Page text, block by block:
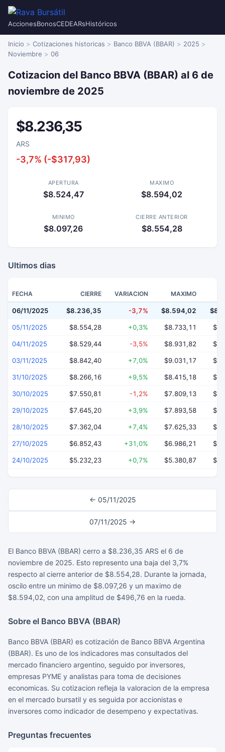
AccionesBonosCEDEARsHistóricos
Inicio Cotizaciones historicas Banco BBVA (BBAR)
2025
Noviembre
06
Cotizacion del Banco BBVA (BBAR) al 6 de
noviembre de 2025
$8.236,35
ARS
-3,7% (-$317,93)
APERTURA
$8.524,47
MAXIMO
$8.594,02
MINIMO
$8.097,26
CIERRE ANTERIOR
$8.554,28
Ultimos dias
FECHA CIERRE VARIACION MAXIMO
06/11/2025 $8.236,35 -3,7% $8.594,02
05/11/2025 $8.554,28 +0,3% $8.733,11
04/11/2025 $8.529,44 -3,5% $8.931,82
03/11/2025 $8.842,40 +7,0% $9.031,17
31/10/2025 $8.266,16 +9,5% $8.415,18
30/10/2025 $7.550,81 -1,2% $7.809,13
29/10/2025 $7.645,20 +3,9% $7.893,58
28/10/2025 $7.362,04 +7,4% $7.625,33
27/10/2025 $6.852,43 +31,0% $6.986,21
24/10/2025 $5.232,23 +0,7% $5.380,87
← 05/11/2025
07/11/2025 →
El Banco BBVA (BBAR) cerro a $8.236,35 ARS el 6 de
noviembre de 2025. Esto represento una baja del 3,7%
respecto al cierre anterior de $8.554,28. Durante la jornada,
oscilo entre un minimo de $8.097,26 y un maximo de
$8.594,02, con una amplitud de $496,76 en la rueda.
Sobre el Banco BBVA (BBAR)
Banco BBVA (BBAR) es cotización de Banco BBVA Argentina
(BBAR). Es uno de los indicadores mas consultados del
mercado financiero argentino, seguido por inversores,
empresas PYME y analistas para toma de decisiones
economicas. Su cotizacion refleja la valoracion de la empresa
en el mercado bursatil y es seguida por accionistas e
inversores como indicador de desempeno y expectativas.
Preguntas frecuentes